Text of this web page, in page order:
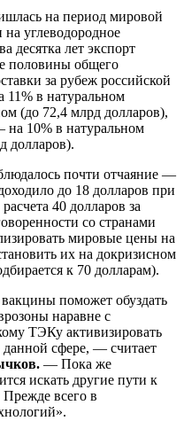
на период мировой
углеводородное
десятка лет экспорт
половины общего
за рубеж российской
11% в натуральном
(до 72,4 млрд долларов),
на 10% в натуральном
долларов).
почти отчаяние —
до 18 долларов при
40 долларов за
со странами
мировые цены на
их на докризисном
к 70 долларам).
поможет обуздать
наравне с
ТЭКу активизировать
данной сфере, — считает
— Пока же
искать другие пути к
всего в